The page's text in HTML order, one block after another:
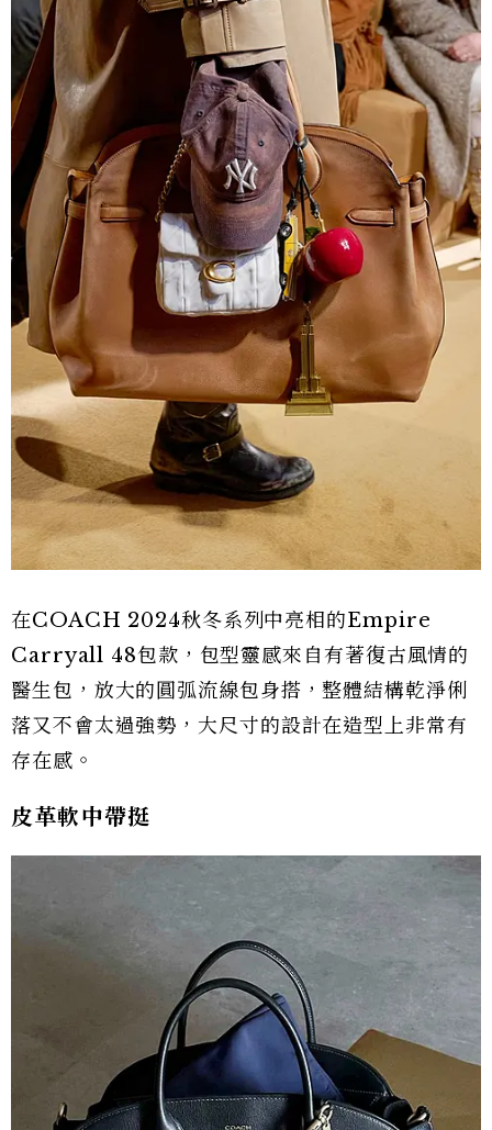
在COACH 2024秋冬系列中亮相的Empire
Carryall 48包款，包型靈感來自有著復古風情的
醫生包，放大的圓弧流線包身搭，整體結構乾淨俐
落又不會太過強勢，大尺寸的設計在造型上非常有
存在感。
皮革軟中帶挺